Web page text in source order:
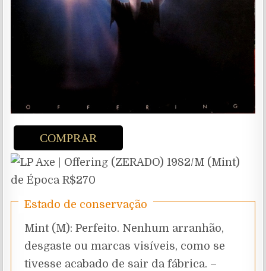
COMPRAR
Estado de conservação
Mint (M): Perfeito. Nenhum arranhão,
desgaste ou marcas visíveis, como se
tivesse acabado de sair da fábrica. –